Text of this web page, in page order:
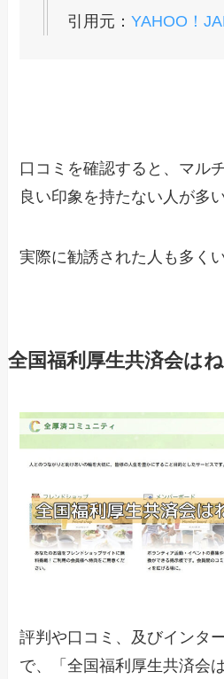
引用元：YAHOO！
口コミを確認すると、マル
良い印象を持たない人が多
実際に勧誘された人も多く
全国福利厚生共済会は
評判や口コミ、及びインタ
で、「全国福利厚生共済会